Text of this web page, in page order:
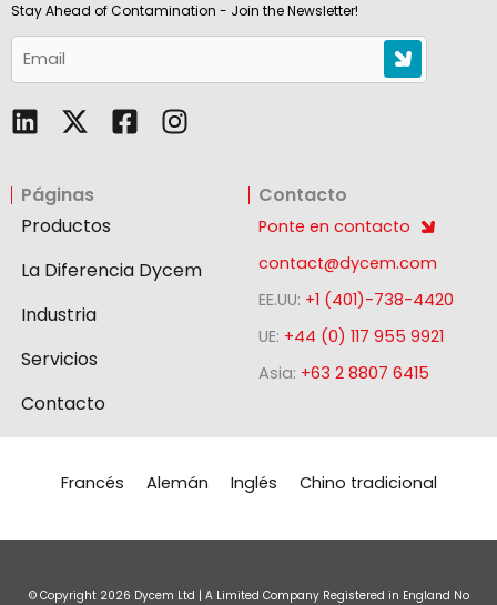
Stay Ahead of Contamination - Join the Newsletter!
L
n
k
e
d
i
n
F
o
o
I
g
r
Páginas
Productos
La Diferencia Dycem
Industria
Servicios
Contacto
Contacto
Ponte en contacto
contact@dycem.com
EE.UU: +1 (401)-738-4420
UE: +44 (0) 117 955 9921
Asia: +63 2 8807 6415
Francés Alemán Inglés Chino tradicional
© Copyright 2026 Dycem Ltd | A Limited Company Registered in England No